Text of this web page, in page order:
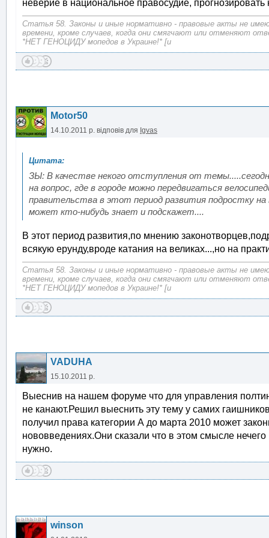
неверие в национальное правосудие, прогнозировать
Статья 58. Законы и иные нормативно - правовые акты не
времени, кроме случаев, когда они смягчают или отменяют
*НЕТ ГЕНОЦИДУ мопедов в Украине!* [u
Motor50
14.10.2011 р. відповів для Igvas
ЗЫ: В качестве некого отступления от
на вопрос, где в городе можно передвигаться
правительства в этот период развития подростку на
может кто-нибудь знает и подскажет....
В этот период развития,по мнению
всякую ерунду,вроде катания на великах...,но на
Статья 58. Законы и иные нормативно - правовые акты не
времени, кроме случаев, когда они смягчают или отменяют
*НЕТ ГЕНОЦИДУ мопедов в Украине!* [u
VADUHA
15.10.2011 р.
Выеснив на нашем форуме что для управления
не канают.Решил выеснить эту тему у самих
получил права категории А до марта 2010 может
нововведениях.Они сказали что в этом смысле
нужно.
winson